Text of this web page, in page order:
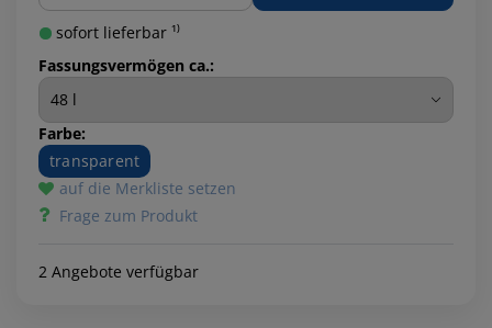
sofort lieferbar ¹⁾
Fassungsvermögen ca.:
Farbe:
transparent
auf die Merkliste setzen
Frage zum Produkt
2 Angebote verfügbar